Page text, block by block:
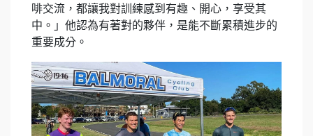
啡交流，都讓我對訓練感到有趣、開心，享受其
中。」他認為有著對的夥伴，是能不斷累積進步的
重要成分。